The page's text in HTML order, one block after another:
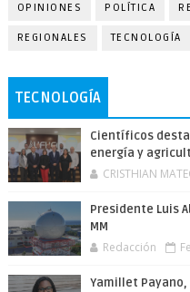
OPINIONES POLÍTICA
REGIONALES TECNOLOGÍA
TECNOLOGÍA
Científicos
energía y
CRISTHIAN
Presidente Luis
MM
Redacción
Yamillet